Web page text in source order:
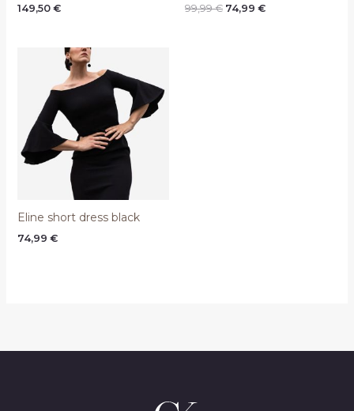
149,50 € 99,99€ Original
74,99 €Current
Eline short dress black
74,99 €